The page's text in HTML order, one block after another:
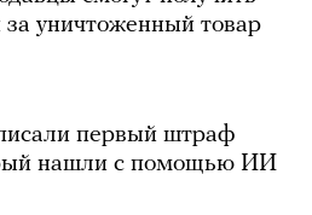
уничтоженный товар
первый штраф
нашли с помощью ИИ